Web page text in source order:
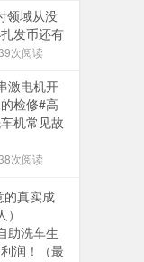
领域从没
发币还有
次阅读
激电机开
检修#高
机常见故
次阅读
助洗车生
润！（最